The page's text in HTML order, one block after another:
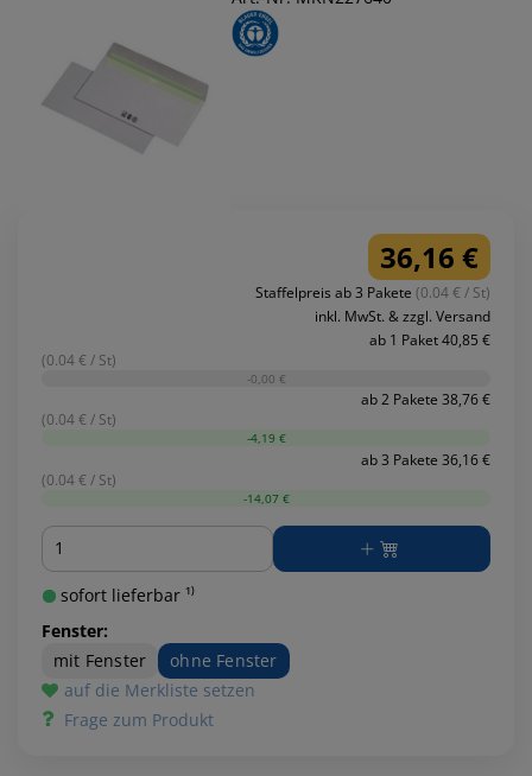
36,16 €
Staffelpreis ab 3 Pakete (0.04 € / St)
inkl. MwSt. & zzgl. Versand
ab 1 Paket 40,85 €
(0.04 € / St)
-0,00 €
ab 2 Pakete 38,76 €
(0.04 € / St)
-4,19 €
ab 3 Pakete 36,16 €
(0.04 € / St)
-14,07 €
Menge
sofort lieferbar ¹⁾
Fenster:
mit Fenster
ohne Fenster
auf die Merkliste setzen
Frage zum Produkt